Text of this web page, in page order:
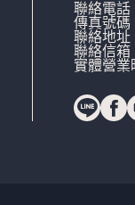
聯絡電話
傳真號碼
聯絡地址
聯絡信箱
實體營業